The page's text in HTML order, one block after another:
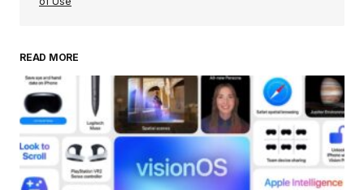
Your Name
Your E-mail *
Enregistrer mon nom, mon e-mail et mon
site dans le navigateur pour mon prochain
commentaire.
READ MORE